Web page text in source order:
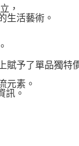
，
生活藝術。
賦予了單品獨特
元素。
訊。